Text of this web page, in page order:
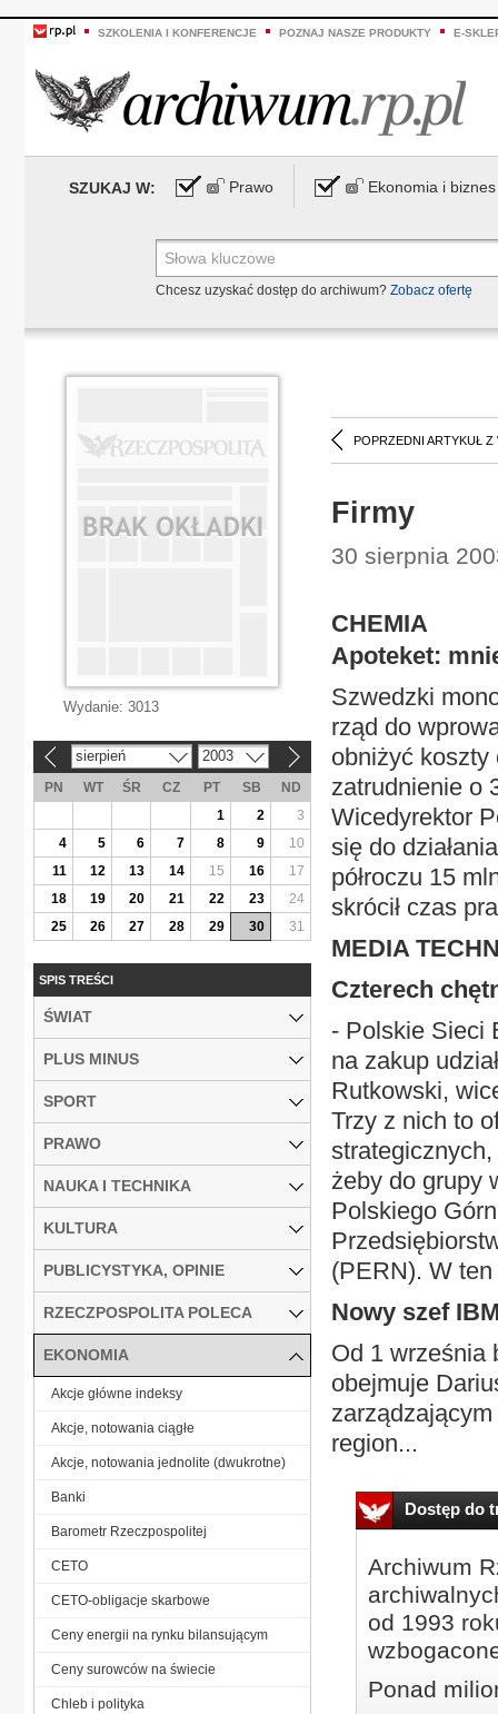
SZKOLENIA I KONFERENCJE POZNAJ NASZE PRODUKTY E-
SZUKAJ W: Prawo Ekonomia i biznes
Chcesz uzyskać dostęp do archiwum? Zobacz ofertę
POPRZEDNI ARTYKUŁ Z
Firmy
30 sierpnia
CHEMIA
Apoteket:
Szwedzki
rząd do
obniżyć koszty
zatrudnienie o
Wicedyrektor
się do
półroczu 15
skrócił czas
MEDIA
Czterech
- Polskie Sieci
na zakup
Rutkowski,
Trzy z nich to
żeby do grupy
Polskiego
(PERN). W
Nowy szef
Od 1 września
obejmuje
region...
Dostęp do
Archiwum
od 1993
Ponad
Wydanie: 3013
sierpień 2003
PN WT ŚR CZ PT SB
ND
1
2
3
4
5 6 7 8 9
10
11
12 13 14 15 16
17
18
19 20 21 22 23
24
25
26 27 28 29 30 31
SPIS TREŚCI
ŚWIAT
PLUS MINUS
SPORT
PRAWO
NAUKA I TECHNIKA
KULTURA
PUBLICYSTYKA, OPINIE
RZECZPOSPOLITA POLECA
EKONOMIA
Akcje główne indeksy
Akcje, notowania ciągłe
Akcje, notowania jednolite (dwukrotne)
Banki
Barometr Rzeczpospolitej
CETO
CETO-obligacje skarbowe
Ceny energii na rynku bilansującym
Ceny surowców na świecie
Chleb i polityka